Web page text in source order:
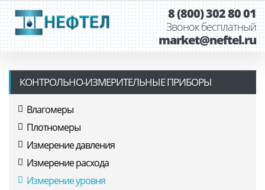
8 (800) 302 80 01
Звонок бесплатный
market@neftel.ru
КОНТРОЛЬНО-ИЗМЕРИТЕЛЬНЫЕ ПРИБОРЫ
Влагомеры
Плотномеры
Измерение давления
Измерение расхода
Измерение уровня